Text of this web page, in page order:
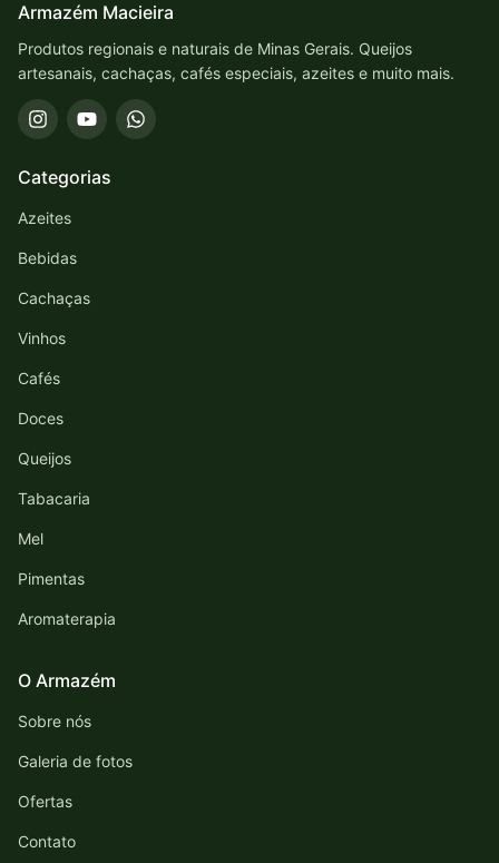
Armazém Macieira
Produtos regionais e naturais de Minas Gerais. Queijos
artesanais, cachaças, cafés especiais, azeites e muito mais.
Categorias
Azeites
Bebidas
Cachaças
Vinhos
Cafés
Doces
Queijos
Tabacaria
Mel
Pimentas
Aromaterapia
O Armazém
Sobre nós
Galeria de fotos
Ofertas
Contato